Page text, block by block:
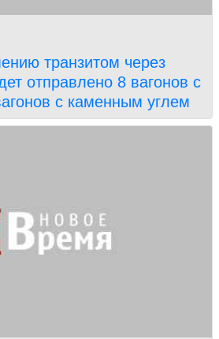
транзитом через
отправлено 8 вагонов с
с каменным углем